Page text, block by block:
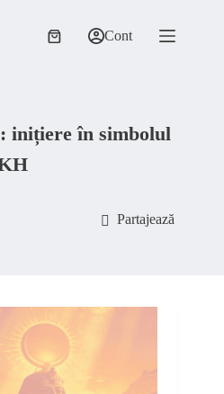
Coș
Cont
inițiere în simbolul
Partajează